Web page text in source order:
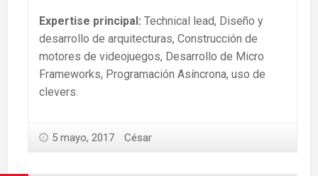
Expertise principal: Technical lead, Diseño y
desarrollo de arquitecturas, Construcción de
motores de videojuegos, Desarrollo de Micro
Frameworks, Programación Asíncrona, uso de
clevers.
5 mayo, 2017 César